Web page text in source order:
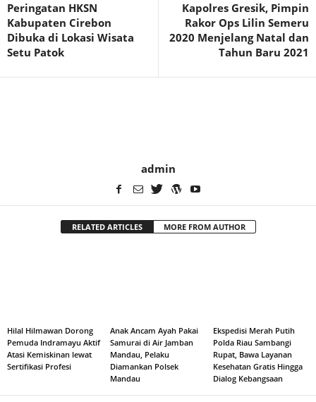
Peringatan HKSN
Kabupaten Cirebon
Dibuka di Lokasi Wisata
Setu Patok
Kapolres Gresik, Pimpin
Rakor Ops Lilin Semeru
2020 Menjelang Natal dan
Tahun Baru 2021
admin
RELATED ARTICLES MORE FROM AUTHOR
Hilal Hilmawan Dorong
Pemuda Indramayu Aktif
Atasi Kemiskinan lewat
Sertifikasi Profesi
Anak Ancam Ayah Pakai
Samurai di Air Jamban
Mandau, Pelaku
Diamankan Polsek
Mandau
Ekspedisi Merah Putih
Polda Riau Sambangi
Rupat, Bawa Layanan
Kesehatan Gratis Hingga
Dialog Kebangsaan